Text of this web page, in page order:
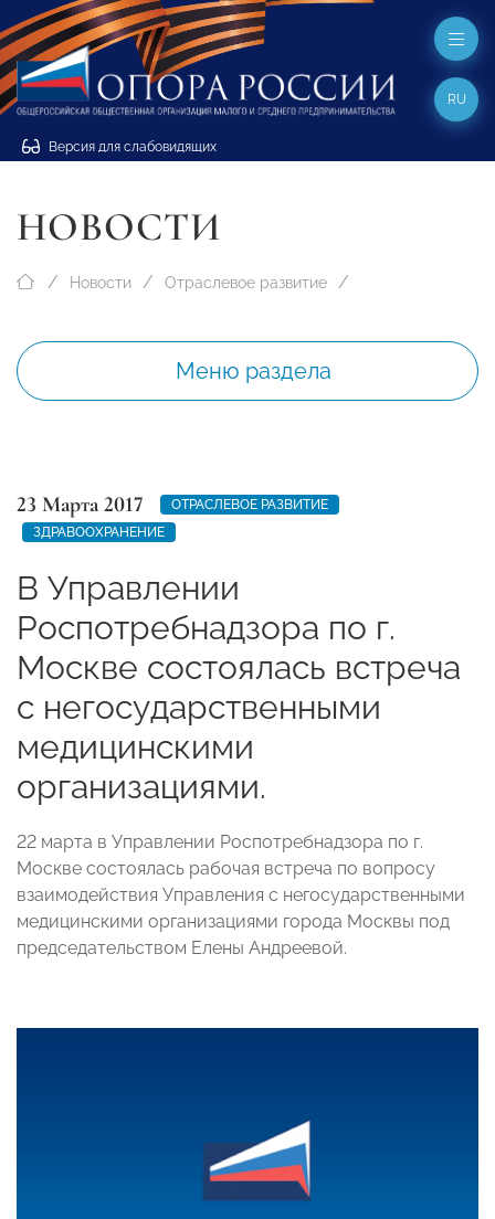
Версия для слабовидящих
RU
НОВОСТИ
Новости Отраслевое развитие
Меню раздела
23 Марта 2017
ОТРАСЛЕВОЕ РАЗВИТИЕ
ЗДРАВООХРАНЕНИЕ
В Управлении
Роспотребнадзора по г.
Москве состоялась встреча
с негосударственными
медицинскими
организациями.
22 марта в Управлении Роспотребнадзора по г.
Москве состоялась рабочая встреча по вопросу
взаимодействия Управления с негосударственными
медицинскими организациями города Москвы под
председательством Елены Андреевой.